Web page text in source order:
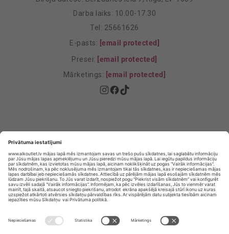
Darba laiks: 10.00-17.30
Tel: 25661626
E-pasts: [email protected]
Presei: [email protected]
Mārketings: [email protected]
Privātuma Iestatījumi
E-veikala lietošanas noteikumi